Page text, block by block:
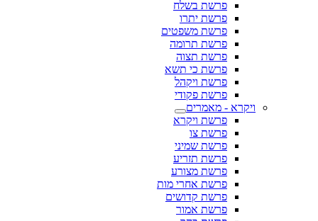
פרשת בשלח
פרשת יתרו
פרשת משפטים
פרשת תרומה
פרשת תצוה
פרשת כי תשא
פרשת ויקהל
פרשת פקודי
ויקרא - מאמרים
פרשת ויקרא
פרשת צו
פרשת שמיני
פרשת תזריע
פרשת מצורע
פרשת אחרי מות
פרשת קדושים
פרשת אמור